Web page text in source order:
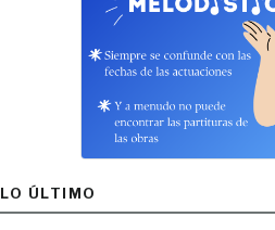
LO ÚLTIMO